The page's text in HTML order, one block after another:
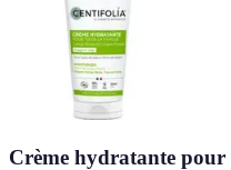
Crème hydratante